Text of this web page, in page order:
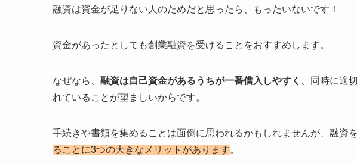
融資は資金が足りない人のためだと思ったら、もったいないです！
資金があったとしても創業融資を受けることをおすすめします。
なぜなら、 融資は自己資金があるうちが一番借入しやすく
、同時に適
れていることが望ましいからです。
手続きや書類を集めることは面倒に思われるかもしれませんが、融資
ることに3つの大きなメリットがあります。